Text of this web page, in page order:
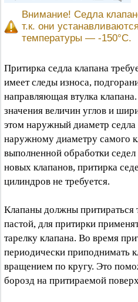
Внимание! Седла
т.к. они
температуры — -150°C.
Притирка седла клапана
имеет следы износа,
направляющая втулка
значения величин углов и
этом наружный диаметр седла
наружному диаметру самого
выполненной обработки седел
новых клапанов, притирка
цилиндров не требуется.
Клапаны должны притираться
пастой, для притирки
тарелку клапана. Во время
периодически приподнимать
вращением по кругу. Это
борозд на притираемой